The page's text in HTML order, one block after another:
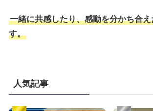
一緒に共感したり、感動を分かち合
す。
人気記事